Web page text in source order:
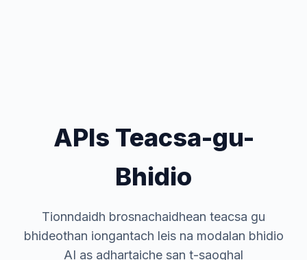
APIs Teacsa-gu-
Bhidio
Tionndaidh brosnachaidhean teacsa gu
bhideothan iongantach leis na modalan bhidio
AI as adhartaiche san t-saoghal